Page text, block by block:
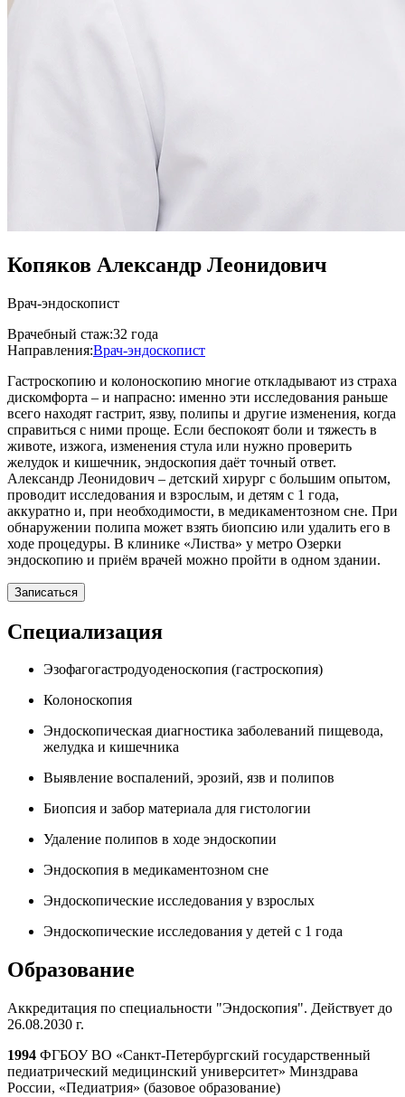
Копяков Александр Леонидович
Врач-эндоскопист
Врачебный стаж:32 года
Направления:Врач-эндоскопист
Гастроскопию и колоноскопию многие откладывают из страха
дискомфорта – и напрасно: именно эти исследования раньше
всего находят гастрит, язву, полипы и другие изменения, когда
справиться с ними проще. Если беспокоят боли и тяжесть в
животе, изжога, изменения стула или нужно проверить
желудок и кишечник, эндоскопия даёт точный ответ.
Александр Леонидович – детский хирург с большим опытом,
проводит исследования и взрослым, и детям с 1 года,
аккуратно и, при необходимости, в медикаментозном сне. При
обнаружении полипа может взять биопсию или удалить его в
ходе процедуры. В клинике «Листва» у метро Озерки
эндоскопию и приём врачей можно пройти в одном здании.
Записаться
Специализация
Эзофагогастродуоденоскопия (гастроскопия)
Колоноскопия
Эндоскопическая диагностика заболеваний пищевода,
желудка и кишечника
Выявление воспалений, эрозий, язв и полипов
Биопсия и забор материала для гистологии
Удаление полипов в ходе эндоскопии
Эндоскопия в медикаментозном сне
Эндоскопические исследования у взрослых
Эндоскопические исследования у детей с 1 года
Образование
Аккредитация по специальности "Эндоскопия". Действует до
26.08.2030 г.
1994 ФГБОУ ВО «Санкт-Петербургский государственный
педиатрический медицинский университет» Минздрава
России, «Педиатрия» (базовое образование)